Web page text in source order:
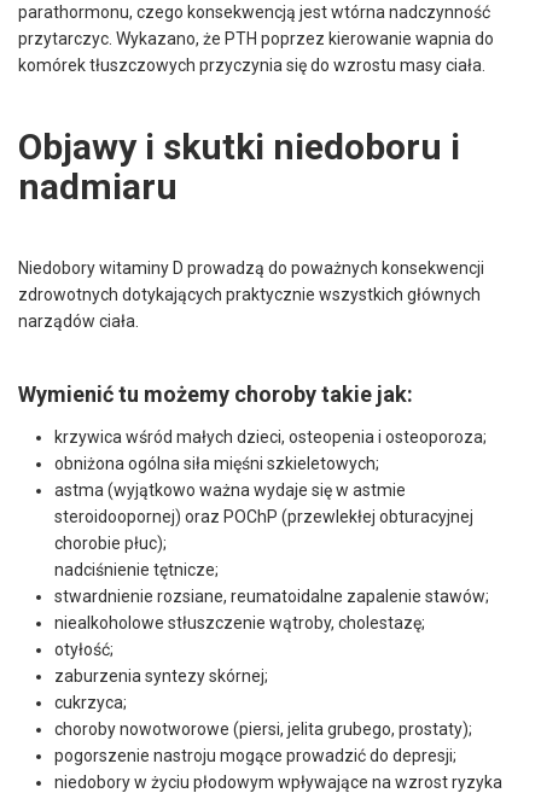
parathormonu, czego konsekwencją jest wtórna nadczynność
przytarczyc. Wykazano, że PTH poprzez kierowanie wapnia do
komórek tłuszczowych przyczynia się do wzrostu masy ciała.
Objawy i skutki niedoboru i
nadmiaru
Niedobory witaminy D prowadzą do poważnych konsekwencji
zdrowotnych dotykających praktycznie wszystkich głównych
narządów ciała.
Wymienić tu możemy choroby takie jak:
krzywica wśród małych dzieci, osteopenia i osteoporoza;
obniżona ogólna siła mięśni szkieletowych;
astma (wyjątkowo ważna wydaje się w astmie
steroidoopornej) oraz POChP (przewlekłej obturacyjnej
chorobie płuc);
nadciśnienie tętnicze;
stwardnienie rozsiane, reumatoidalne zapalenie stawów;
niealkoholowe stłuszczenie wątroby, cholestazę;
otyłość;
zaburzenia syntezy skórnej;
cukrzyca;
choroby nowotworowe (piersi, jelita grubego, prostaty);
pogorszenie nastroju mogące prowadzić do depresji;
niedobory w życiu płodowym wpływające na wzrost ryzyka